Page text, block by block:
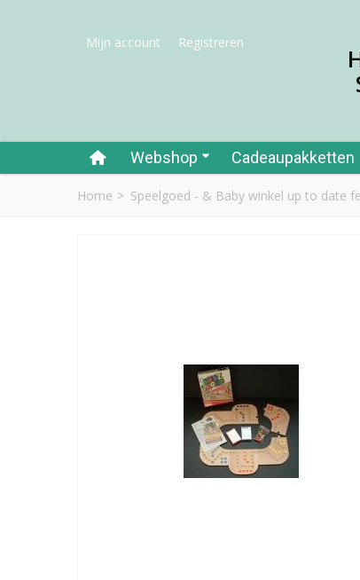
Mijn account Registreren
Webshop Cadeaupakketten
Home > Speelgoed - & Baby winkel up to date